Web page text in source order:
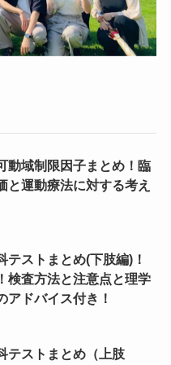
動域制限因子まとめ！臨
と運動療法に対する考え
テストまとめ(下肢編)！
検査方法と注意点と理学
アドバイス付き！
テストまとめ（上肢